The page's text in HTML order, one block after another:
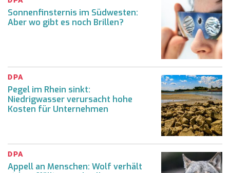
Sonnenfinsternis im Südwesten:
Aber wo gibt es noch Brillen?
DPA
Pegel im Rhein sinkt:
Niedrigwasser verursacht hohe
Kosten für Unternehmen
DPA
Appell an Menschen: Wolf verhält